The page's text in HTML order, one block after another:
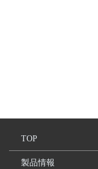
TOP
製品情報